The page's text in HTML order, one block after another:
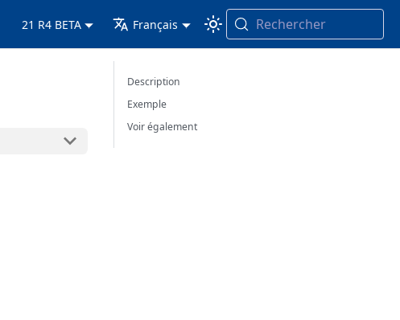
21 R4 BETA Français Rechercher
Description
Exemple
Voir également